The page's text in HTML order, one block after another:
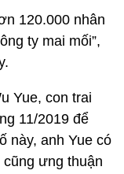
120.000 nhân
ty mai mối”,
Yue, con trai
11/2019 để
này, anh Yue có
ưng thuận